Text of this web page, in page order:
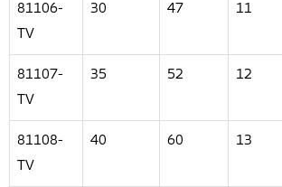
81106-
TV
30 47 11
81107-
TV
35 52 12
81108-
TV
40 60 13